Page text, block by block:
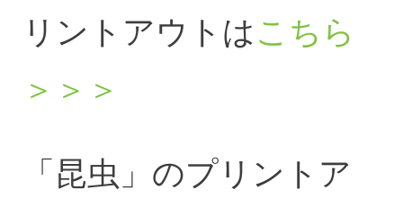
リントアウトはこちら
＞＞＞
「昆虫」のプリントア